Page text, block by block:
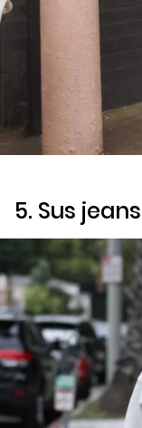
5. Sus jeans